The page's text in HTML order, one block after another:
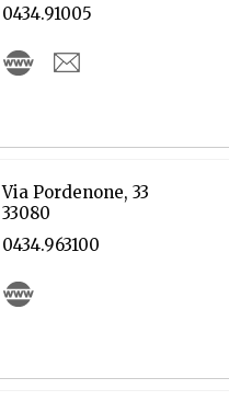
0434.91005
Via Pordenone, 33
33080
0434.963100